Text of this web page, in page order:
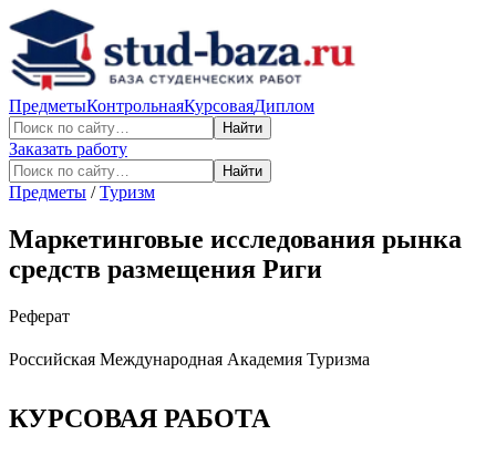
ПредметыКонтрольнаяКурсоваяДиплом
Найти
Заказать работу
Найти
Предметы /Туризм
Маркетинговые исследования рынка
средств размещения Риги
Реферат
Российская Международная Академия Туризма
КУРСОВАЯ РАБОТА